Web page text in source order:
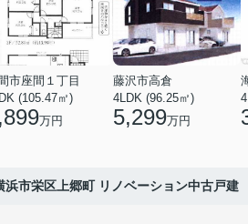
市座間１丁目
(105.47㎡)
万円
藤沢市高倉
4LDK (96.25㎡)
5,299万円
浜市栄区上郷町 リノベーション中古戸建